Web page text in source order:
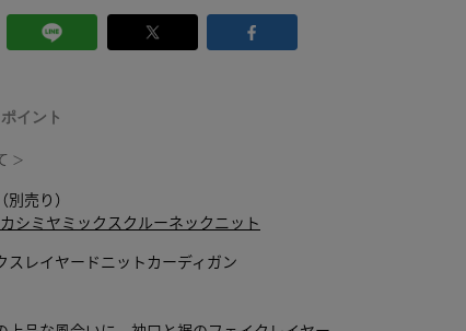
イント
＞
売り）
シミヤミックスクルーネックニット
レイヤードニットカーディガン